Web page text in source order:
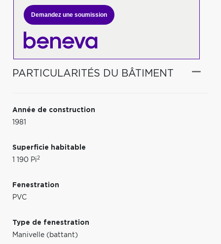
Demandez une soumission
PARTICULARITÉS DU BÂTIMENT
Année de construction
1981
Superficie habitable
1 190 Pi2
Fenestration
PVC
Type de fenestration
Manivelle (battant)